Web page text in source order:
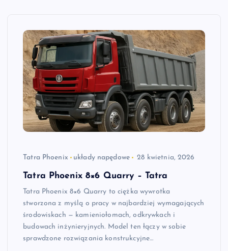
Tatra Phoenix układy napędowe 28 kwietnia, 2026
Tatra Phoenix 8×6 Quarry – Tatra
Tatra Phoenix 8×6 Quarry to ciężka wywrotka
stworzona z myślą o pracy w najbardziej wymagających
środowiskach — kamieniołomach, odkrywkach i
budowach inżynieryjnych. Model ten łączy w sobie
sprawdzone rozwiązania konstrukcyjne…